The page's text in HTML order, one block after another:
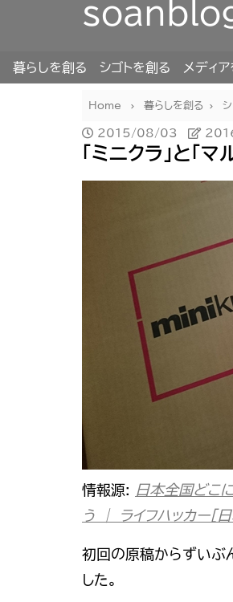
暮らしを創る シゴトを創る メディ
Home 暮らしを創る
2015/08/03
「ミニクラ」と
情報源:
日本全国どこ
う ｜ ライフハッカー［日
初回の原稿からずいぶ
した。